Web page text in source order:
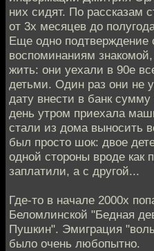
них сидят. По рассказам
от 3х месяцев до
Еще одно подтверждение
воспоминаниям
жить: они уехали в 90е
детьми. Один раз они не
дату внести в банк
день утром приехала
стали из дома выносить
был просто шок: двое
одной стороны вроде как
заплатили, а с другой...
Где-то в начале 2000х
Беломлинской "Бедная
Пушкин". Эмиграция
было очень любопытно.